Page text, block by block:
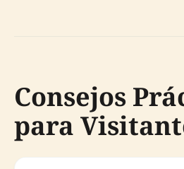
Consejos
para